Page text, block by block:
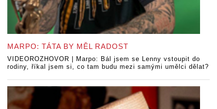
MARPO: TÁTA BY MĚL RADOST
VIDEOROZHOVOR | Marpo: Bál jsem se Lenny vstoupit do
rodiny, říkal jsem si, co tam budu mezi samými umělci dělat?